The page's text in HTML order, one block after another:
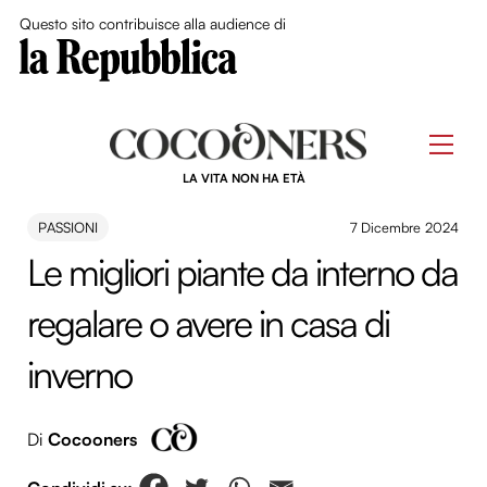
Questo sito contribuisce alla audience di
LA VITA NON HA ETÀ
PASSIONI 7 Dicembre 2024
Le migliori piante da interno da
regalare o avere in casa di
inverno
Di Cocooners